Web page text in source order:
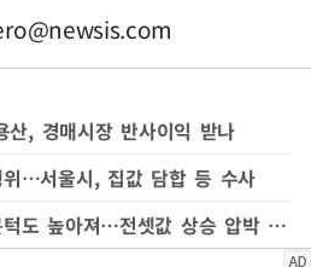
, 경매시장 반사이익 받나
…서울시, 집값 담합 등 수사
토허제 재지정에 대출 문턱도 높아져…전셋값 상승 압박 커진다